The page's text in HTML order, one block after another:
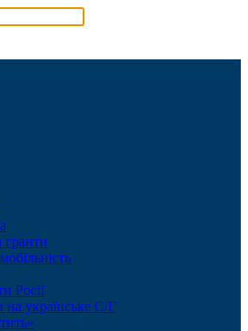
гранти
Росії
українське С/Г